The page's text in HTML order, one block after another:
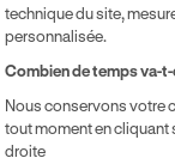
technique du site,
personnalisée.
Combien de temps va-
Nous conservons votre
tout moment en cliquant
droite